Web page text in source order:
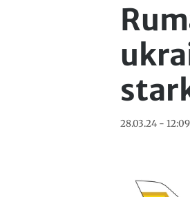
28.03.24 - 12:09